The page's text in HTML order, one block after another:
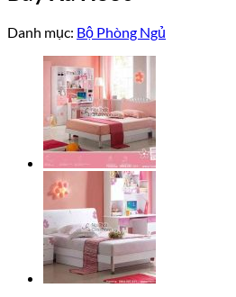
Danh mục: Bộ Phòng Ngủ